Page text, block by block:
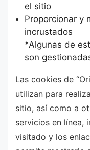
el sitio
Proporcionar y
incrustados
*Algunas de
son
Las cookies de
utilizan para
sitio, así como a
servicios en línea,
visitado y los